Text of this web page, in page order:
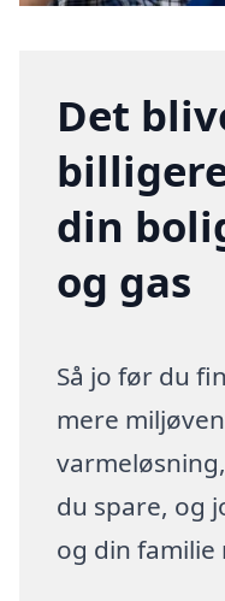
Det
din
og gas
Så jo før du
mere
du spare, og
og din familie